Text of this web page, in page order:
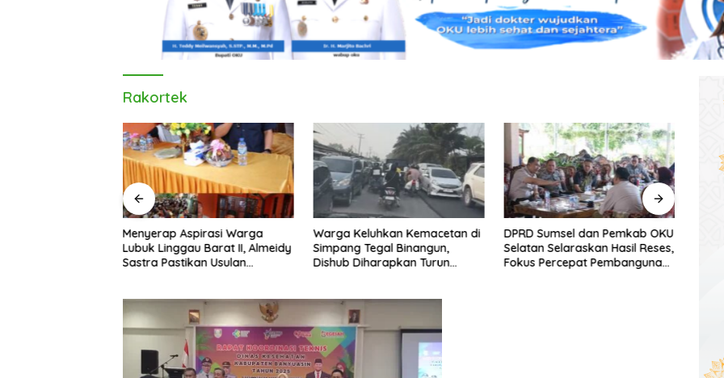
Rakortek
Menyerap Aspirasi Warga
Lubuk Linggau Barat II, Almeidy
Sastra Pastikan Usulan
Warga Keluhkan Kemacetan di
Simpang Tegal Binangun,
Dishub Diharapkan Turun
DPRD Sumsel dan Pemkab OKU
Selatan Selaraskan Hasil Reses,
Fokus Percepat Pembangunan